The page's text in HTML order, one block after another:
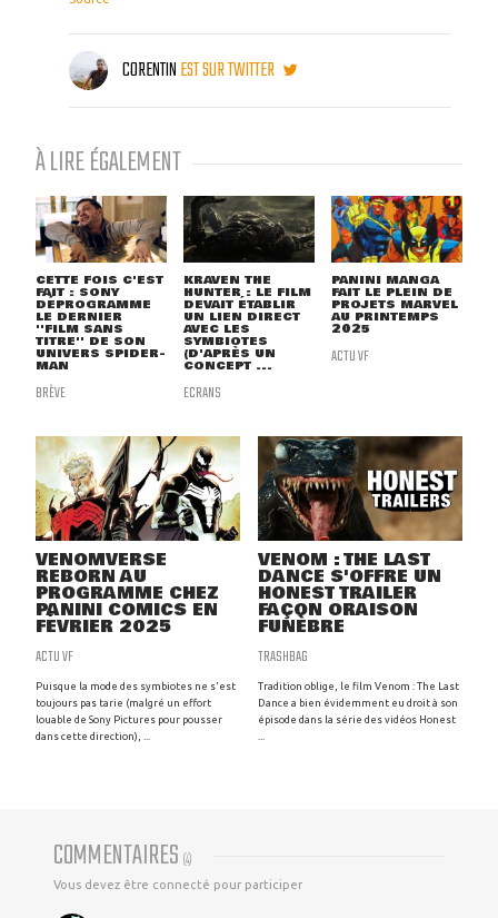
CORENTINEST SUR TWITTER
À LIRE ÉGALEMENT
CETTE FOIS C'EST
FAIT : SONY
DÉPROGRAMME
LE DERNIER
''FILM SANS
TITRE'' DE SON
UNIVERS SPIDER-
MAN
BRÈVE
KRAVEN THE
HUNTER : LE FILM
DEVAIT ÉTABLIR
UN LIEN DIRECT
AVEC LES
SYMBIOTES
(D'APRÈS UN
CONCEPT ...
ECRANS
PANINI MANGA
FAIT LE PLEIN DE
PROJETS MARVEL
AU PRINTEMPS
2025
ACTU VF
VENOMVERSE
REBORN AU
PROGRAMME CHEZ
PANINI COMICS EN
FÉVRIER 2025
ACTU VF
Puisque la mode des symbiotes ne s'est
toujours pas tarie (malgré un effort
louable de Sony Pictures pour pousser
dans cette direction), ...
VENOM : THE LAST
DANCE S'OFFRE UN
HONEST TRAILER
FAÇON ORAISON
FUNÈBRE
TRASHBAG
Tradition oblige, le film Venom : The Last
Dance a bien évidemment eu droit à son
épisode dans la série des vidéos Honest
COMMENTAIRES (4)
Vous devez être connecté pour participer